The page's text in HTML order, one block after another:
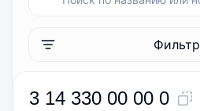
Фильтр
3 14 330 00 00 0